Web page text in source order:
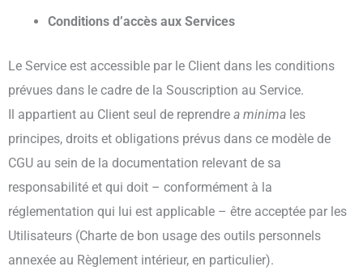
Conditions d’accès aux Services
Le Service est accessible par le Client dans les conditions
prévues dans le cadre de la Souscription au Service.
Il appartient au Client seul de reprendre a minima les
principes, droits et obligations prévus dans ce modèle de
CGU au sein de la documentation relevant de sa
responsabilité et qui doit – conformément à la
réglementation qui lui est applicable – être acceptée par les
Utilisateurs (Charte de bon usage des outils personnels
annexée au Règlement intérieur, en particulier).